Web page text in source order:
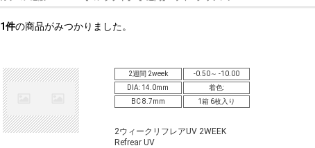
1件の商品がみつかりました。
2週間 2week
-0.50～ -10.00
DIA: 14.0mm
着色:
BC 8.7mm
1箱 6枚入り
2ウィークリフレアUV 2WEEK
Refrear UV